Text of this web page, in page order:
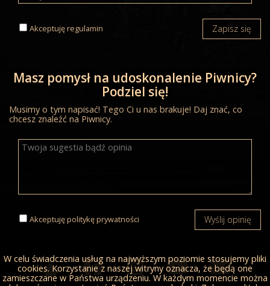
Akceptujęregulamin Zapisz się
Masz pomysł na udoskonalenie Piwnicy?
Podziel się!
Musimy o tym napisać! Tego Ci u nas brakuje! Daj znać, co
chcesz znaleźć na Piwnicy.
Akceptujępolitykę prywatności Wyślij opinię
W celu świadczenia usług na najwyższym poziomie stosujemy pliki
cookies. Korzystanie z naszej witryny oznacza, że będą one
zamieszczane w Państwa urządzeniu. W każdym momencie można